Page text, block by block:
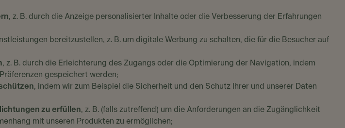
, z. B. durch die Anzeige personalisierter Inhalte oder die Verbesserung der Erfahrungen
bereitzustellen, z. B. um digitale Werbung zu schalten, die für die Besucher auf
, z. B. durch die Erleichterung des Zugangs oder die Optimierung der Navigation, indem
gespeichert werden;
, indem wir zum Beispiel die Sicherheit und den Schutz Ihrer und unserer Daten
zu erfüllen, z. B. (falls zutreffend) um die Anforderungen an die Zugänglichkeit
mit unseren Produkten zu ermöglichen;